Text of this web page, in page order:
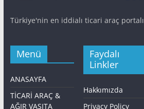
Türkiye'nin en iddialı ticari araç portalı
Menü
ANASAYFA
TİCARİ ARAÇ &
AĞIR VASITA
Faydalı
Linkler
Hakkımızda
Privacy Policy